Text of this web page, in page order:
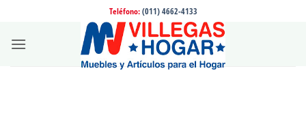
contenido
Teléfono: (011) 4662-4133